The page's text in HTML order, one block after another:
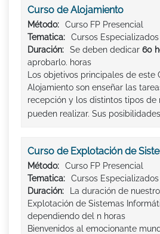
Curso de Alojamiento
Método:
Curso FP Presencial
Tematica:
Cursos Especializados
Duración:
Se deben dedicar 60
aprobarlo. horas
Los objetivos principales de este
Alojamiento son enseñar las
recepción y los distintos tipos de
pueden realizar. Sus
Curso de Explotación de
Método:
Curso FP Presencial
Tematica:
Cursos Especializados
Duración:
La duración de
Explotación de Sistemas
dependiendo del n horas
Bienvenidos al emocionante